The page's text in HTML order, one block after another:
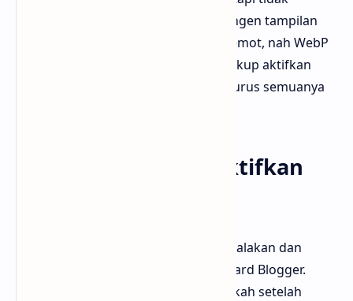
membebani loading. Kadang kita pengen tampilan
blog tetap bagus tapi enggak bikin lemot, nah WebP
ini jadi solusinya. Sekali lagi, kamu cukup aktifkan
menunya dan biarkan Blogger yang urus semuanya
Apakah bisa dinonaktifkan
Ya, fitur ini fleksibel. Kamu bisa menyalakan dan
mematikan kapan pun lewat dashboard Blogger.
Misalnya kamu pengen cek dulu apakah setelah